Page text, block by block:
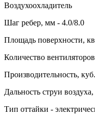
Воздухоохладитель
Шаг ребер, мм - 4.0/8.0
Площадь поверхности,
Количество
Производительность,
Дальность струи
Тип оттайки -